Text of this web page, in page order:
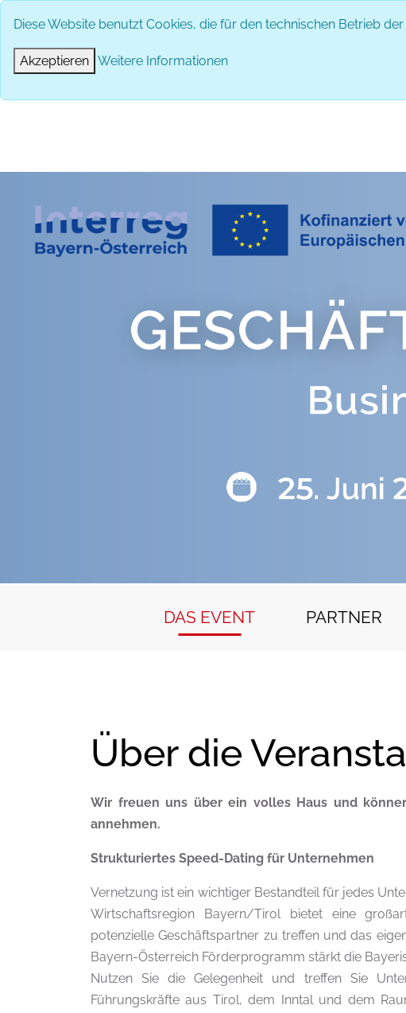
Diese Website benutzt Cookies, die für den technischen Betrieb
Akzeptieren Weitere Informationen
DAS EVENT PARTNER
Über die
Wir freuen uns über ein volles Haus und
annehmen.
Strukturiertes Speed-Dating für Unternehmen
Vernetzung ist ein wichtiger Bestandteil für jedes
Wirtschaftsregion Bayern/Tirol bietet eine
potenzielle Geschäftspartner zu treffen und das
Bayern-Österreich Förderprogramm stärkt die
Nutzen Sie die Gelegenheit und treffen Sie
Führungskräfte aus Tirol, dem Inntal und dem